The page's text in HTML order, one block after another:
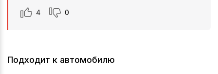
4 0
Подходит к автомобилю